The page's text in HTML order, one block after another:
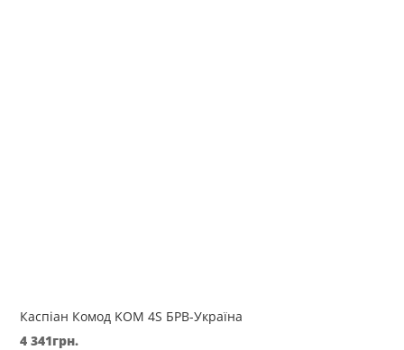
Каспіан Комод KOM 4S БРВ-Україна
4 341грн.